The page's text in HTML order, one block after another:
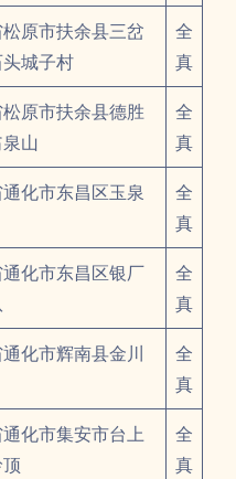
原市扶余县三岔
城子村
全
真
原市扶余县德胜
山
全
真
化市东昌区玉泉
全
真
化市东昌区银厂
全
真
化市辉南县金川
全
真
化市集安市台上
全
真